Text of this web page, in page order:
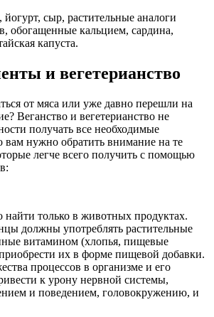
сыр, растительные аналоги
обогащенные кальцием, сардина,
капуста.
и вегетерианство
от мяса или уже давно перешли на
Веганство и вегетерианство не
получать все необходимые
нужно обратить внимание на те
легче всего получить с помощью
только в животных продуктах.
должны употреблять растительные
витамином (хлопья, пищевые
их в форме пищевой добавки.
процессов в организме и его
к урону нервной системы,
и поведением, головокружению, и